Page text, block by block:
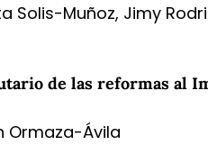
Solis-Muñoz, Jimy
de las reformas al
Ormaza-Ávila